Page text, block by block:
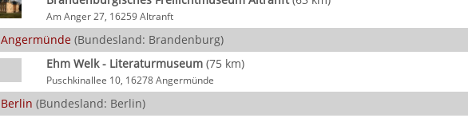
Am Anger 27, 16259 Altranft
Angermünde (Bundesland: Brandenburg)
Ehm Welk - Literaturmuseum (75 km)
Puschkinallee 10, 16278 Angermünde
Berlin (Bundesland: Berlin)